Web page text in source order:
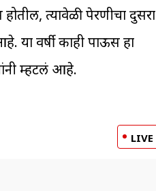
त्यावेळी पेरणीचा दुसरा
या वर्षी काही पाऊस हा
म्हटलं आहे.
LIVE